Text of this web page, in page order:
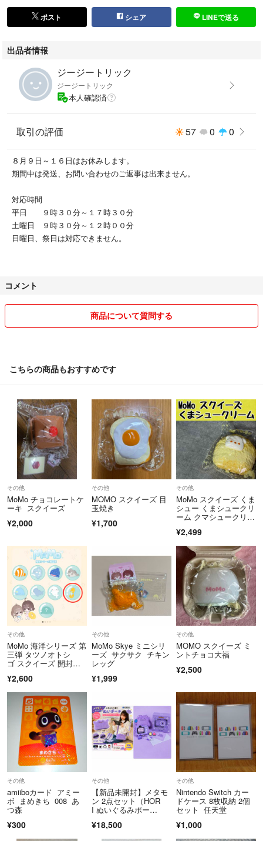
ポスト シェア LINEで送る
出品者情報
ジージートリック
ジージートリック
本人確認済
取引の評価 57 0 0
８月９日～１６日はお休みします。
期間中は発送、お問い合わせのご返事は出来ません。
対応時間
平日 ９時３０分～１７時３０分
土曜日 ９時３０分～１２時００分
日曜日、祭日は対応できません。
コメント
商品について質問する
こちらの商品もおすすめです
その他
MoMo チョコレートケ
ーキ スクイーズ
¥2,000
その他
MOMO スクイーズ 目
玉焼き
¥1,700
その他
MoMo スクイーズ くま
シュー くまシュークリ
ーム クマシュークリー
ム
¥2,499
その他
MoMo 海洋シリーズ 第
三弾 タツノオトシ
ゴ スクイーズ 開封済
¥2,600
その他
MoMo Skye ミニシリ
ーズ サクサク チキン
レッグ
¥1,999
その他
MOMO スクイーズ ミ
ントチョコ大福
¥2,500
その他
amiiboカード アミー
ボ まめきち 008 あ
つ森
¥300
その他
【新品未開封】メタモ
ン 2点セット（HOR
I ぬいぐるみポー
¥18,500
その他
Nintendo Switch カー
ドケース 8枚収納 2個
セット 任天堂
¥1,000